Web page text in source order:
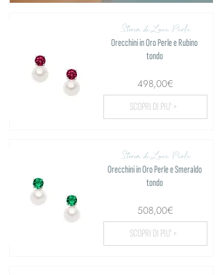
Storia di Luce Perle
Orecchini in Oro Perle e Rubino
tondo
498,00€
SCOPRI DI PIU' >
Storia di Luce Perle
Orecchini in Oro Perle e Smeraldo
tondo
508,00€
SCOPRI DI PIU' >